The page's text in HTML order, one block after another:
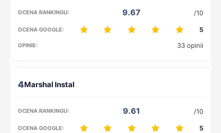
9.67 /10
5
33 opinii
4
9.61 /10
5